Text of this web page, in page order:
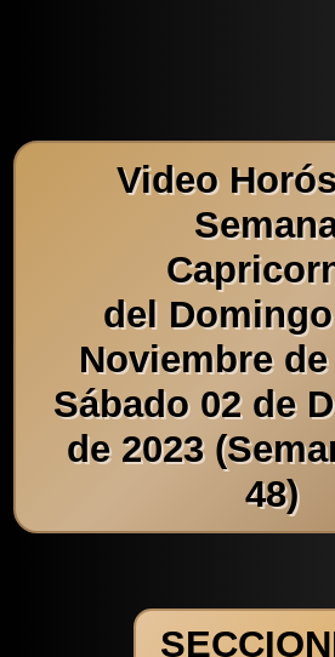
Video
del
Noviembre
Sábado 02 de
de 2023
48)